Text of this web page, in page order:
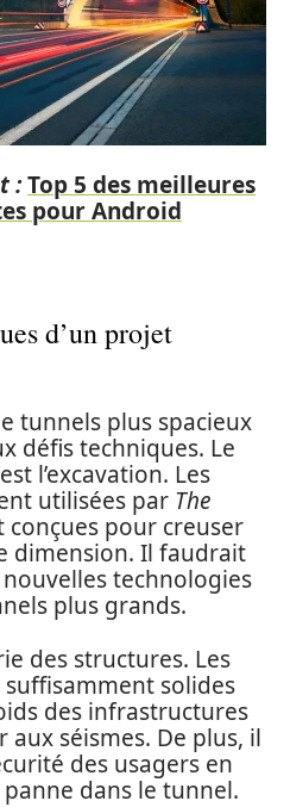
:Top 5 des meilleures
pour Android
d’un projet
tunnels plus spacieux
défis techniques. Le
l’excavation. Les
utilisées par The
pour creuser
dimension. Il faudrait
technologies
plus grands.
des structures. Les
solides
des infrastructures
aux séismes. De plus, il
des usagers en
panne dans le tunnel.